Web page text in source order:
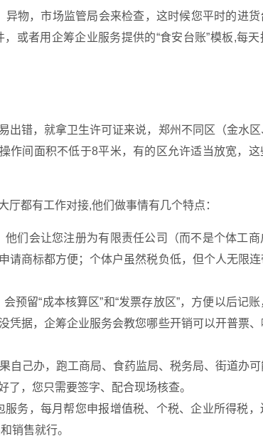
物，市场监管局会来检查，这时候您平时的进
或者用企筹企业服务提供的“食安台账”模板,每天
错，就拿卫生许可证来说，郑州不同区（金水区
作间面积不低于8平米，有的区允许适当放宽，这
都有工作对接,他们做事情有几个特点：
他们会让您注册为有限责任公司（而不是个体工商
请商标都方便；个体户虽然税负低，但个人无限
预留“成本核算区”和“发票存放区”，方便以后记
凭据，企筹企业服务会教您哪些开销可以开普票
自己办，跑工商局、食药监局、税务局、街道办
，您只需要签字、配合现场核查。
务，每月帮您申报增值税、个税、企业所得税，
销售就行。